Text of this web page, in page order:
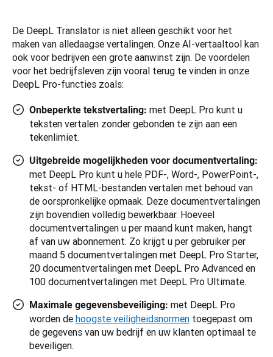
De DeepL Translator is niet alleen geschikt voor het
maken van alledaagse vertalingen. Onze AI-vertaaltool kan
ook voor bedrijven een grote aanwinst zijn. De voordelen
voor het bedrijfsleven zijn vooral terug te vinden in onze
DeepL Pro-functies zoals:
Onbeperkte tekstvertaling: met DeepL Pro kunt u
teksten vertalen zonder gebonden te zijn aan een
tekenlimiet.
Uitgebreide mogelijkheden voor documentvertaling:
met DeepL Pro kunt u hele PDF-, Word-, PowerPoint-,
tekst- of HTML-bestanden vertalen met behoud van
de oorspronkelijke opmaak. Deze documentvertalingen
zijn bovendien volledig bewerkbaar. Hoeveel
documentvertalingen u per maand kunt maken, hangt
af van uw abonnement. Zo krijgt u per gebruiker per
maand 5 documentvertalingen met DeepL Pro Starter,
20 documentvertalingen met DeepL Pro Advanced en
100 documentvertalingen met DeepL Pro Ultimate.
Maximale gegevensbeveiliging: met DeepL Pro
worden de hoogste veiligheidsnormen toegepast om
de gegevens van uw bedrijf en uw klanten optimaal te
beveiligen.